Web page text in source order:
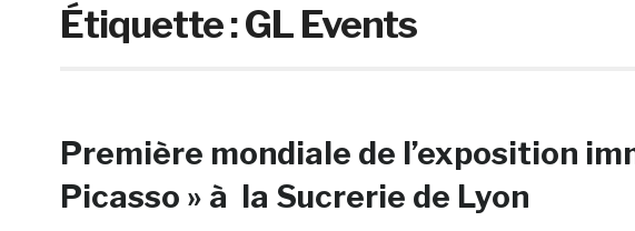
Étiquette :GL Events
Première mondiale de l’exposition
Picasso » à la Sucrerie de Lyon